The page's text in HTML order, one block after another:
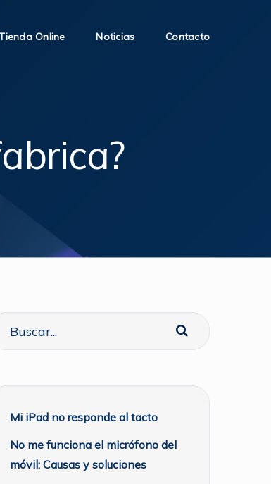
Online Noticias Contacto
Mi iPad no responde al tacto
No me funciona el micrófono del
móvil: Causas y soluciones